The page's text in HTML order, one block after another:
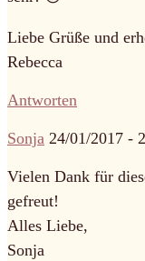
Liebe Grüße und
Rebecca
Antworten
Sonja 24/01/2017 -
Vielen Dank für
gefreut!
Alles Liebe,
Sonja